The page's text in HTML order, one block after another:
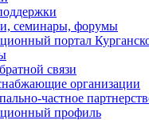
семинары, форумы
портал
связи
организации
частное
профиль